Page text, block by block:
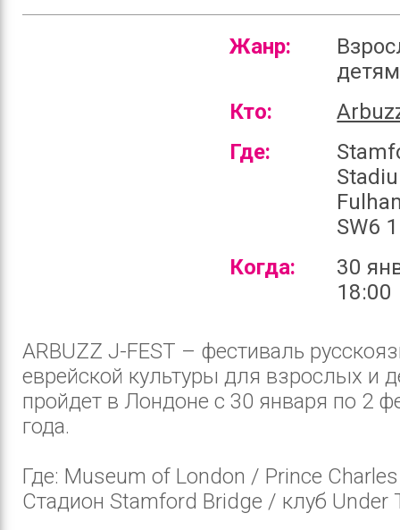
Жанр:
детям
Кто:
Где:
SW6
Когда:
30
18:00
ARBUZZ J-FEST – фестиваль
еврейской культуры для взрослых и
пройдет в Лондоне с 30 января по 2
года.
Где: Museum of London / Prince
Стадион Stamford Bridge / клуб Under